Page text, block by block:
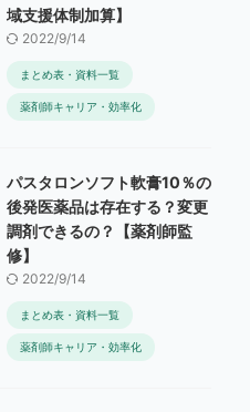
域支援体制加算】
2022/9/14
まとめ表・資料一覧
薬剤師キャリア・効率化
パスタロンソフト軟膏10％の
後発医薬品は存在する？変更
調剤できるの？【薬剤師監
修】
2022/9/14
まとめ表・資料一覧
薬剤師キャリア・効率化